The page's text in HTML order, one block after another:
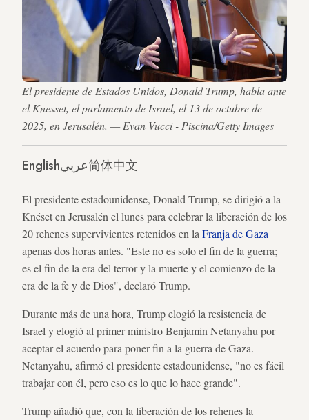
El presidente de Estados Unidos, Donald Trump, habla ante
el Knesset, el parlamento de Israel, el 13 de octubre de
2025, en Jerusalén. — Evan Vucci - Piscina/Getty Images
Englishعربي简体中文
El presidente estadounidense, Donald Trump, se dirigió a la
Knéset en Jerusalén el lunes para celebrar la liberación de los
20 rehenes supervivientes retenidos en la Franja de Gaza
apenas dos horas antes. "Este no es solo el fin de la guerra;
es el fin de la era del terror y la muerte y el comienzo de la
era de la fe y de Dios", declaró Trump.
Durante más de una hora, Trump elogió la resistencia de
Israel y elogió al primer ministro Benjamin Netanyahu por
aceptar el acuerdo para poner fin a la guerra de Gaza.
Netanyahu, afirmó el presidente estadounidense, "no es fácil
trabajar con él, pero eso es lo que lo hace grande".
Trump añadió que, con la liberación de los rehenes la